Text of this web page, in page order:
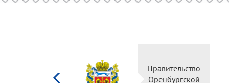
Правительство
Оренбургской